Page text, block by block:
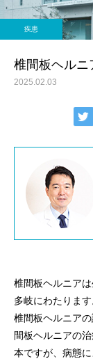
疾患
椎間板ヘルニ
2025.02.03
椎間板ヘルニア
多岐にわたります
椎間板ヘルニア
間板ヘルニアの
本ですが、病態